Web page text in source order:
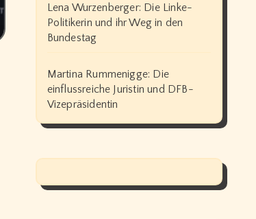
Lena Wurzenberger: Die Linke-
Politikerin und ihr Weg in den
Bundestag
Martina Rummenigge: Die
einflussreiche Juristin und DFB-
Vizepräsidentin